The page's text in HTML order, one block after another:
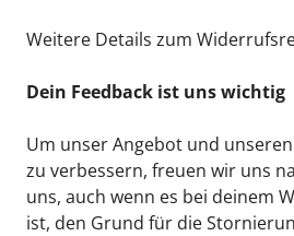
Weitere Details zum
Dein Feedback ist uns wichtig
Um unser Angebot und
zu verbessern, freuen wir uns
uns, auch wenn es bei deinem
ist, den Grund für die